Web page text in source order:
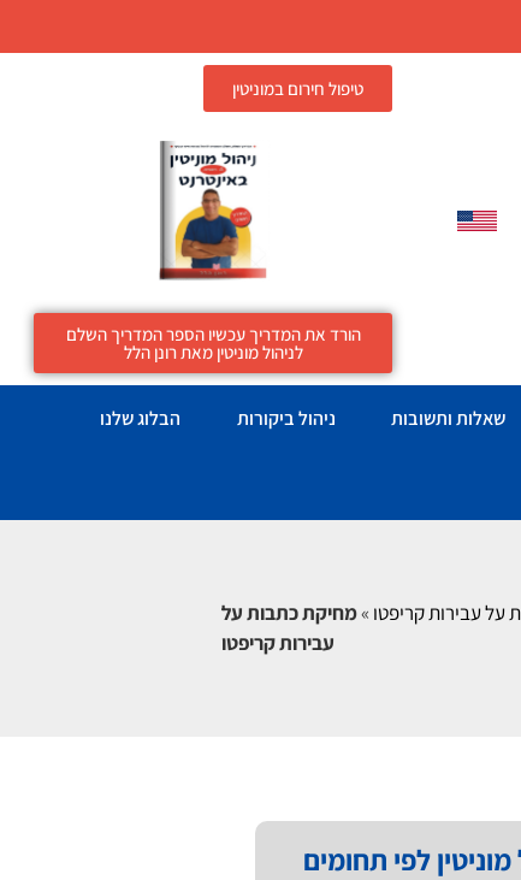
טיפול חירום במוניטין
הורד את המדריך עכשיו הספר המדריך השלם
לניהול מוניטין מאת רונן הלל
שאלות ותשובות ניהול ביקורות הבלוג שלנו
על עבירות קריפטו »מחיקת כתבות על
עבירות קריפטו
מוניטין לפי תחומים